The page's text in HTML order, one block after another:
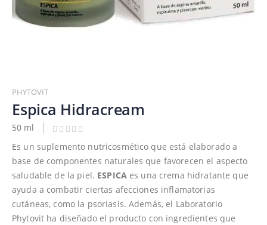
al
comienzo
de
la
galería
imágenes
PHYTOVIT
Espica Hidracream
50 ml
Es un suplemento nutricosmético que está elaborado a
base de componentes naturales que favorecen el aspecto
saludable de la piel. ESPICAes una crema hidratante que
ayuda a combatir ciertas afecciones inflamatorias
cutáneas, como la psoriasis. Además, el Laboratorio
Phytovit ha diseñado el producto con ingredientes que